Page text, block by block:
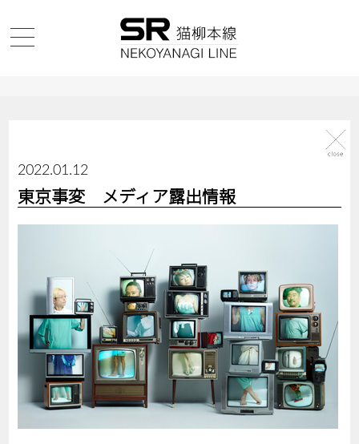
2022.01.12
東京事変 メディア露出情報